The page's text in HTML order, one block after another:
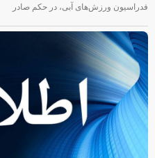
فدراسیون ورزش‌های آبی، در حکم صادر